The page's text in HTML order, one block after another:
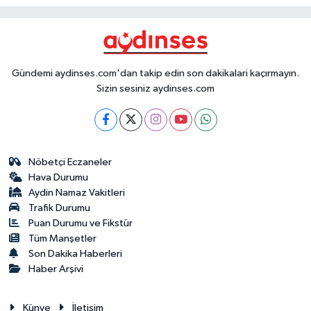
Gündemi aydinses.com'dan takip edin son dakikalari kaçırmayın.
Sizin sesiniz aydinses.com
Nöbetçi Eczaneler
Hava Durumu
Aydin Namaz Vakitleri
Trafik Durumu
Puan Durumu ve Fikstür
Tüm Manşetler
Son Dakika Haberleri
Haber Arşivi
Künye İletişim